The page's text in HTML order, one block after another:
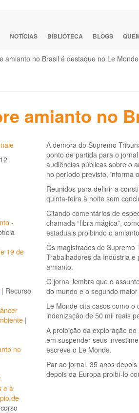
NOTÍCIAS BIBLIOTECA BLOGS
amianto no Brasil é destaque no Le Monde
amianto no
-
19 de
| Recurso
|
no
e à
de
A demora do Supremo
ponto de partida para o
audiências públicas sobre o
no período previsto, informa
Reunidos para definir a
quinta-feira à noite sem
Citando comentários de
chamada “fibra mágica”,
estaduais proibindo o
Os magistrados do Supremo
Trabalhadores da Indústria
amianto.
O jornal lembra que o
do mundo e o segundo
Le Monde cita casos como
indenização de 50 mil reais
A proibição da exploração
em suspender seus
escreve o Le Monde.
Par ao jornal, 35 anos
depois da Europa proibí-lo